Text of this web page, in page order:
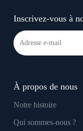
Inscrivez-vous à
À propos de nous
Notre histoire
Qui sommes-nous ?